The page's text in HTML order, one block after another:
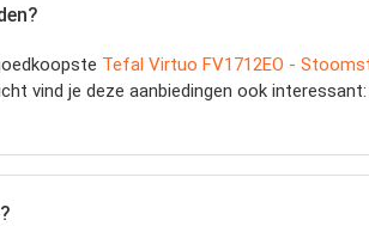
Tefal Virtuo FV1712EO -
vind je deze aanbiedingen ook interessant: